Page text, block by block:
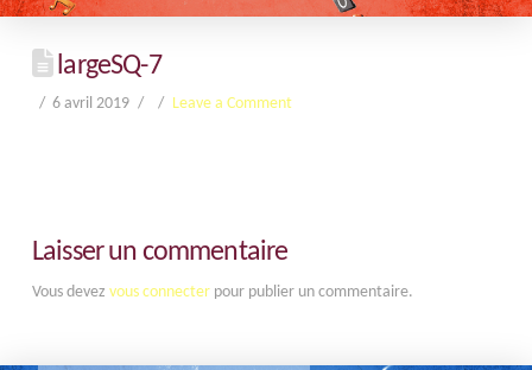
largeSQ-7
6 avril 2019 Leave a Comment
Laisser un commentaire
Vous devez vous connecterpour publier un commentaire.